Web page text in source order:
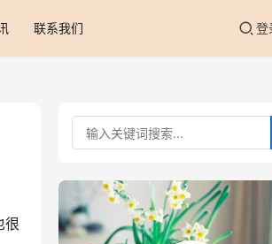
联系我们 登
很